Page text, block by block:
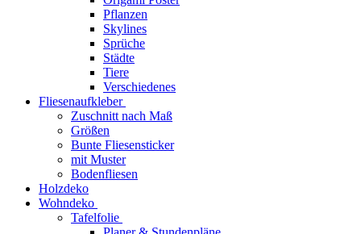
Pflanzen
Skylines
Sprüche
Städte
Tiere
Verschiedenes
Fliesenaufkleber
Zuschnitt nach Maß
Größen
Bunte Fliesensticker
mit Muster
Bodenfliesen
Holzdeko
Wohndeko
Tafelfolie